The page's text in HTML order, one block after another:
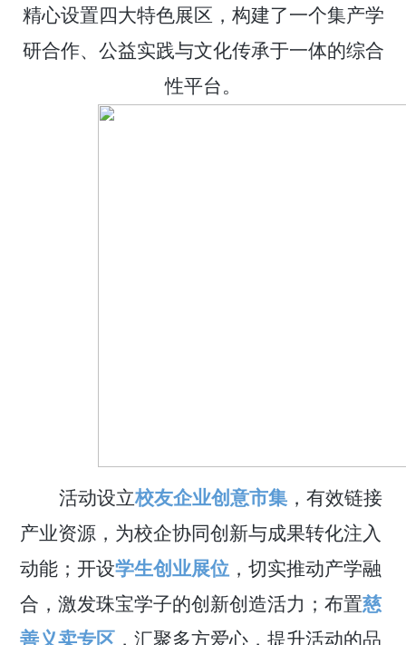
精心设置四大特色展区，构建了一个集产学
研合作、公益实践与文化传承于一体的综合
性平台。
活动设立校友企业创意市集，有效链接
产业资源，为校企协同创新与成果转化注入
动能；开设学生创业展位，切实推动产学融
合，激发珠宝学子的创新创造活力 ；布置慈
善义卖专区，汇聚多方爱心，提升活动的品